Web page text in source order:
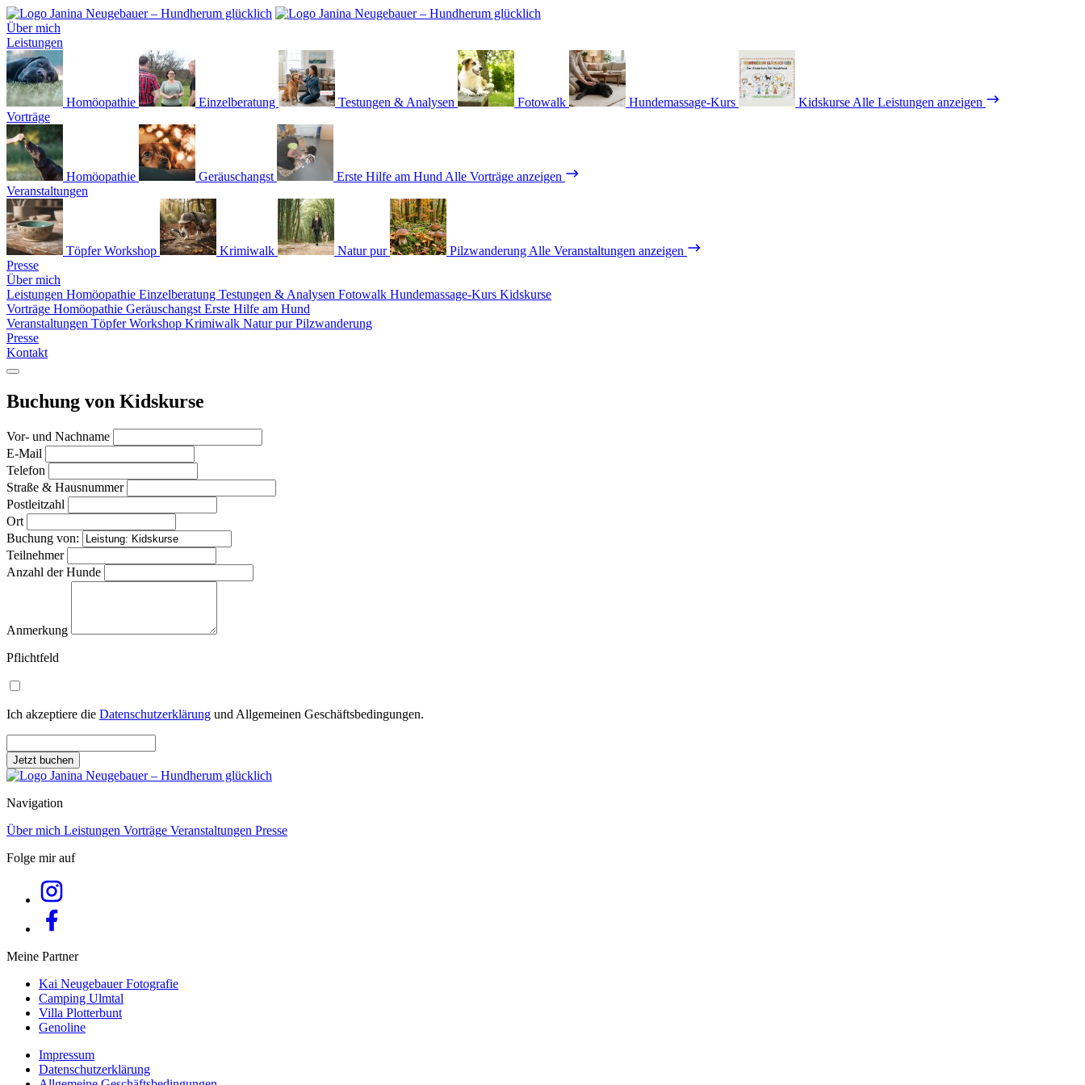
Über mich
Leistungen
Homöopathie Einzelberatung Testungen & Analysen Fotowalk Hundemassage-Kurs Kidskurse Alle Leistungen anzeigen
Vorträge
Homöopathie Geräuschangst Erste Hilfe am Hund Alle Vorträge anzeigen
Veranstaltungen
Töpfer Workshop Krimiwalk Natur pur Pilzwanderung Alle Veranstaltungen anzeigen
Presse
Über mich
Leistungen Homöopathie Einzelberatung Testungen & Analysen Fotowalk Hundemassage-Kurs Kidskurse
Vorträge Homöopathie Geräuschangst Erste Hilfe am Hund
Veranstaltungen Töpfer Workshop Krimiwalk Natur purPilzwanderung
Presse
Kontakt
Buchung von Kidskurse
Vor- und Nachname
E-Mail
Telefon
Straße & Hausnummer
Postleitzahl
Ort
Buchung von:
Teilnehmer
Anzahl der Hunde
Anmerkung
Pflichtfeld
Ich akzeptiere die Datenschutzerklärung und Allgemeinen Geschäftsbedingungen.
Jetzt buchen
Navigation
Über mich Leistungen Vorträge Veranstaltungen Presse
Folge mir auf
Meine Partner
Kai Neugebauer Fotografie
Camping Ulmtal
Villa Plotterbunt
Genoline
Impressum
Datenschutzerklärung